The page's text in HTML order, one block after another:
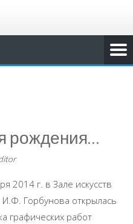
рождения…
2014 г. в Зале искусств
Горбунова открылась
графических работ